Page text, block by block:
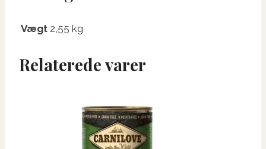
Vægt 2,55 kg
Relaterede varer